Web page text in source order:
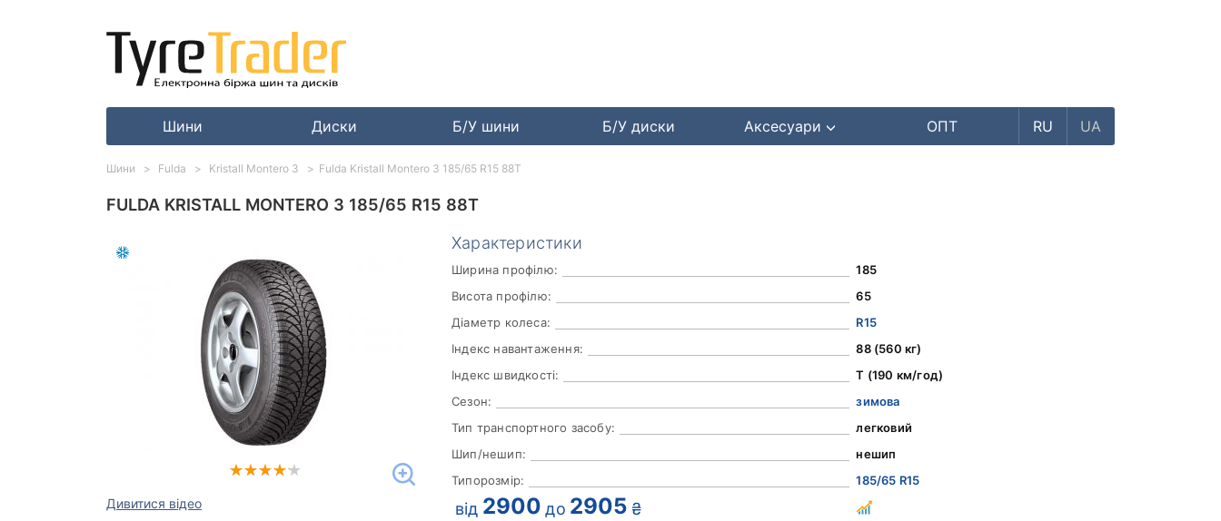
Шини Диски Б/У шини Б/У диски Аксесуари ОПТ RU UA
FULDA KRISTALL MONTERO 3 185/65 R15 88T
Дивитися відео
Характеристики
Ширина профілю:
185
Висота профілю:
65
Діаметр колеса:
R15
Індекс навантаження:
88 (560 кг)
Індекс швидкості:
T (190 км/год)
Сезон:
зимова
Тип транспортного засобу:
легковий
Шип/нешип:
нешип
Типорозмір:
185/65 R15
від 2900 до 2905 ₴
Шини Fulda Kristall Montero 3 Fulda Kristall Montero 3 185/65 R15 88T